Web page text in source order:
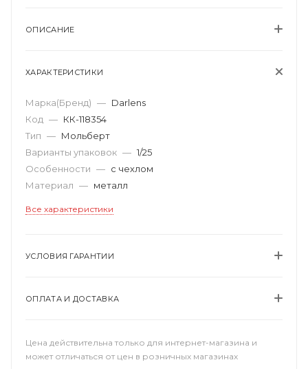
ОПИСАНИЕ
ХАРАКТЕРИСТИКИ
Марка(Бренд) — Darlens
Код — КК-118354
Тип — Мольберт
Варианты упаковок — 1/25
Особенности — с чехлом
Материал — металл
Все характеристики
УСЛОВИЯ ГАРАНТИИ
ОПЛАТА И ДОСТАВКА
Цена действительна только для интернет-магазина и
может отличаться от цен в розничных магазинах